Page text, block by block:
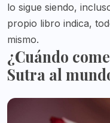
lo sigue siendo,
propio libro indica,
mismo.
¿Cuándo
Sutra al